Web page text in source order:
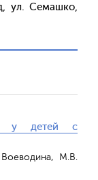
ул. Семашко,
у детей с
М.В.